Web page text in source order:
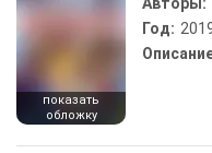
показать
обложку
Год: